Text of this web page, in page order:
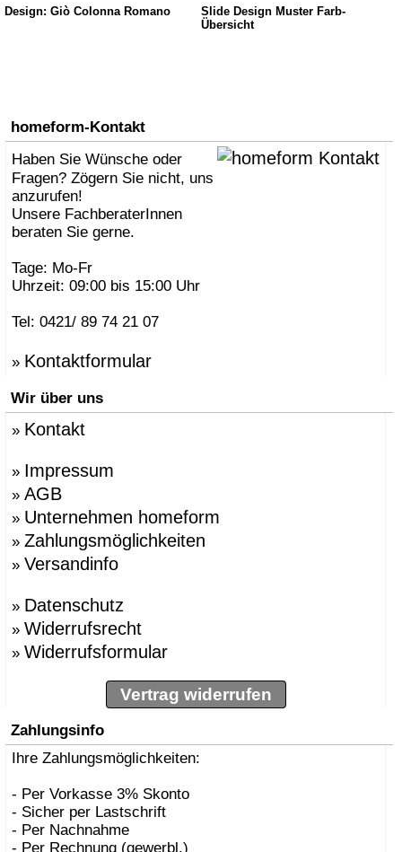
Design: Giò Colonna Romano
Slide Design Muster Farb-
Übersicht
homeform-Kontakt
Haben Sie Wünsche oder
Fragen? Zögern Sie nicht, uns
anzurufen!
Unsere FachberaterInnen
beraten Sie gerne.
Tage: Mo-Fr
Uhrzeit: 09:00 bis 15:00 Uhr
Tel: 0421/ 89 74 21 07
» Kontaktformular
Wir über uns
» Kontakt
» Impressum
» AGB
» Unternehmen homeform
» Zahlungsmöglichkeiten
» Versandinfo
» Datenschutz
» Widerrufsrecht
» Widerrufsformular
Vertrag widerrufen
Zahlungsinfo
Ihre Zahlungsmöglichkeiten:
- Per Vorkasse 3% Skonto
- Sicher per Lastschrift
- Per Nachnahme
- Per Rechnung (gewerbl.)